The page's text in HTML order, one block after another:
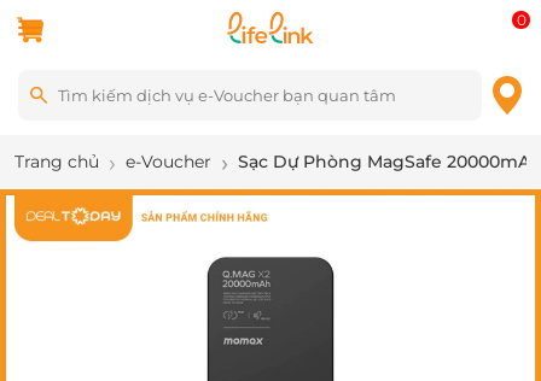
0
Trang chủ e-Voucher Sạc Dự Phòng MagSafe